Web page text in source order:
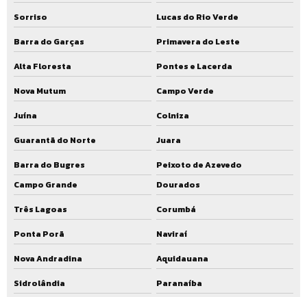
Sorriso
Lucas do Rio Verde
Barra do Garças
Primavera do Leste
Alta Floresta
Pontes e Lacerda
Nova Mutum
Campo Verde
Juína
Colniza
Guarantã do Norte
Juara
Barra do Bugres
Peixoto de Azevedo
Campo Grande
Dourados
Três Lagoas
Corumbá
Ponta Porã
Naviraí
Nova Andradina
Aquidauana
Sidrolândia
Paranaíba